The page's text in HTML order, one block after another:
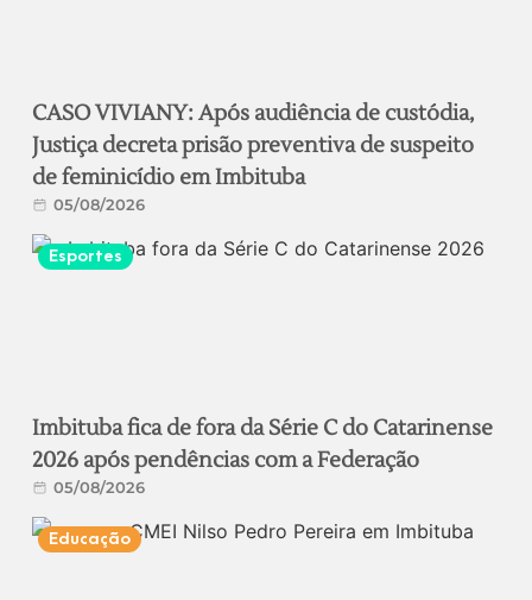
CASO VIVIANY: Após audiência de custódia,
Justiça decreta prisão preventiva de suspeito
de feminicídio em Imbituba
05/08/2026
Esportes
Imbituba fica de fora da Série C do Catarinense
2026 após pendências com a Federação
05/08/2026
Educação